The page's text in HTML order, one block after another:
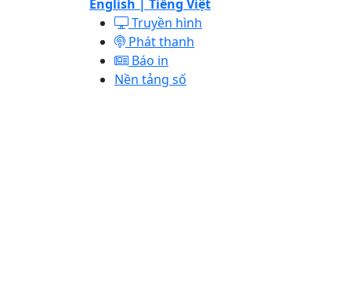
English | Tiếng Việt
Truyền hình
Phát thanh
Báo in
Nền tảng số